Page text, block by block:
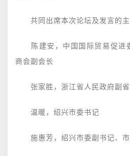
共同出席本次论坛及发言的主
陈建安，中国国际贸易促进
商会副会长
张家胜，浙江省人民政府副省
温暖，绍兴市委书记
施惠芳，绍兴市委副书记、